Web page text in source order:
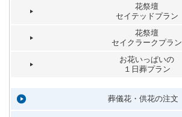
花祭壇
セイテッドプラン
花祭壇
セイクラークプラン
お花いっぱいの
１日葬プラン
葬儀花・供花の注文